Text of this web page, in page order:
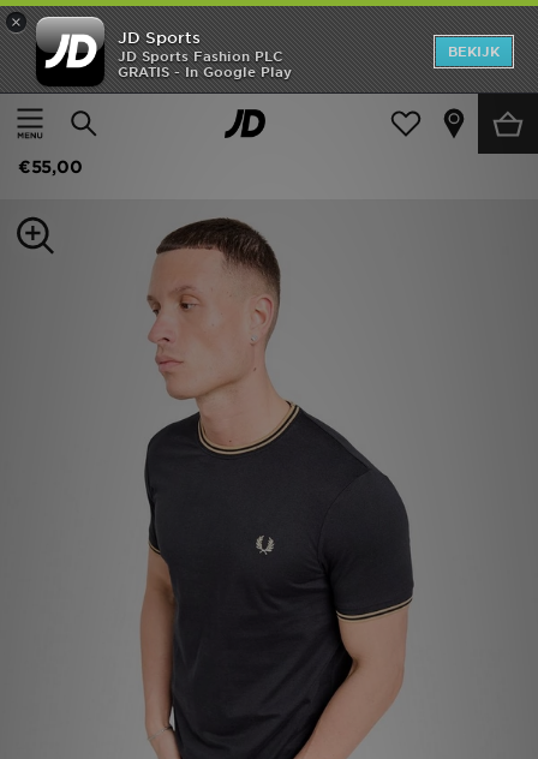
×
JD Sports
JD Sports Fashion PLC
GRATIS - In Google Play
BEKIJK
Thuis
Mannen Herenkleding
Fred Perry Twin Tipped T-Shirt
€55,00
New In
Heren
Collecties
Download de app
Winkel Zoeken